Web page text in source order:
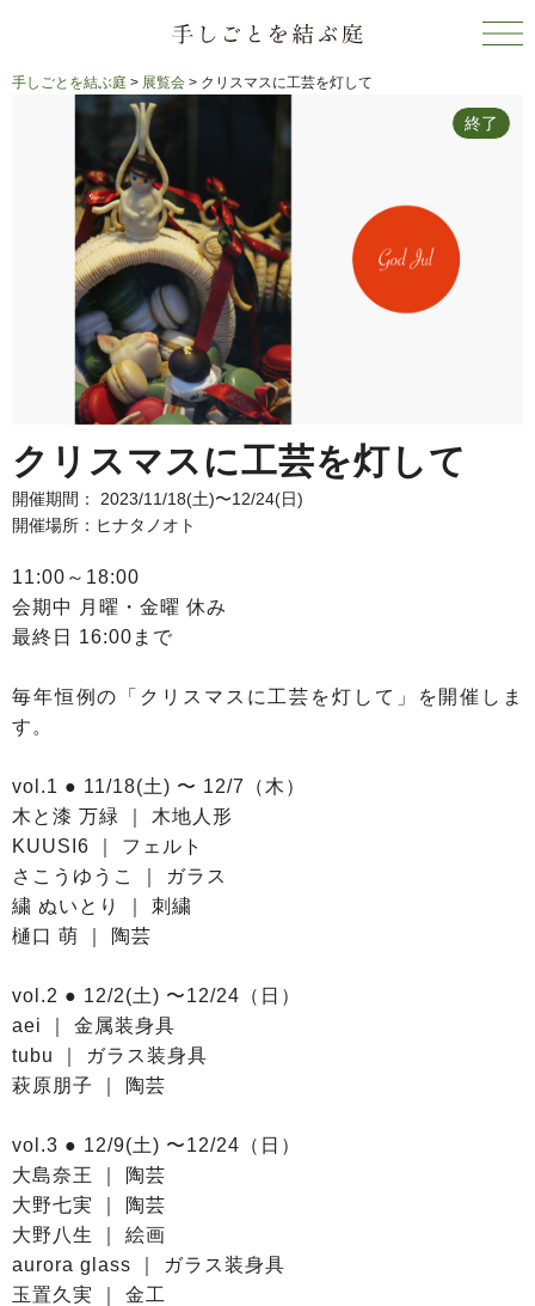
手しごとを結ぶ庭 > 展覧会 > クリスマスに工芸を灯して
終了
クリスマスに工芸を灯して
開催期間： 2023/11/18(土)〜12/24(日)
開催場所：ヒナタノオト
11:00～18:00
会期中 月曜・金曜 休み
最終日 16:00まで
毎年恒例の「クリスマスに工芸を灯して」を開催しま
す。
vol.1 ● 11/18(土) 〜 12/7（木）
木と漆 万緑 ｜ 木地人形
KUUSI6 ｜ フェルト
さこうゆうこ ｜ ガラス
繍 ぬいとり ｜ 刺繍
樋口 萌 ｜ 陶芸
vol.2 ● 12/2(土) 〜12/24（日）
aei ｜ 金属装身具
tubu ｜ ガラス装身具
萩原朋子 ｜ 陶芸
vol.3 ● 12/9(土) 〜12/24（日）
大島奈王 ｜ 陶芸
大野七実 ｜ 陶芸
大野八生 ｜ 絵画
aurora glass ｜ ガラス装身具
玉置久実 ｜ 金工